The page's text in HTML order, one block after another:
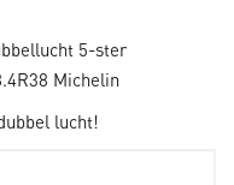
5-ster
Michelin
lucht!